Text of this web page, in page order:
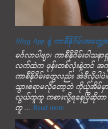
Jiliyg App နဲ့ ကာစီနိုဂိမ်းအတွေ့
မင်္ဂလာပါဗျာ၊ ကာစီနိုဂိမ်းဝါ
လက်ထဲက ဖုန်းတစ်လုံးနဲ့တင် အကု
ကာစီနိုဂိမ်းတွေလည်း အဲဒီလိုပါ
သွားစရာမလိုတော့ဘဲ ကိုယ့်အိမ်
လွယ်ကူကူ ကစားလို့ရနေပြီဆို
ကူ ... Read more